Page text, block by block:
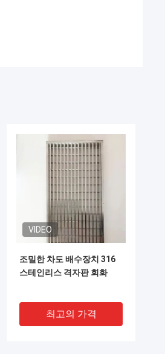
VIDEO
조밀한 차도 배수장치 316
스테인리스 격자판 회화
최고의 가격